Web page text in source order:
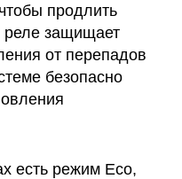
продлить
реле защищает
от перепадов
безопасно
есть режим Eco,